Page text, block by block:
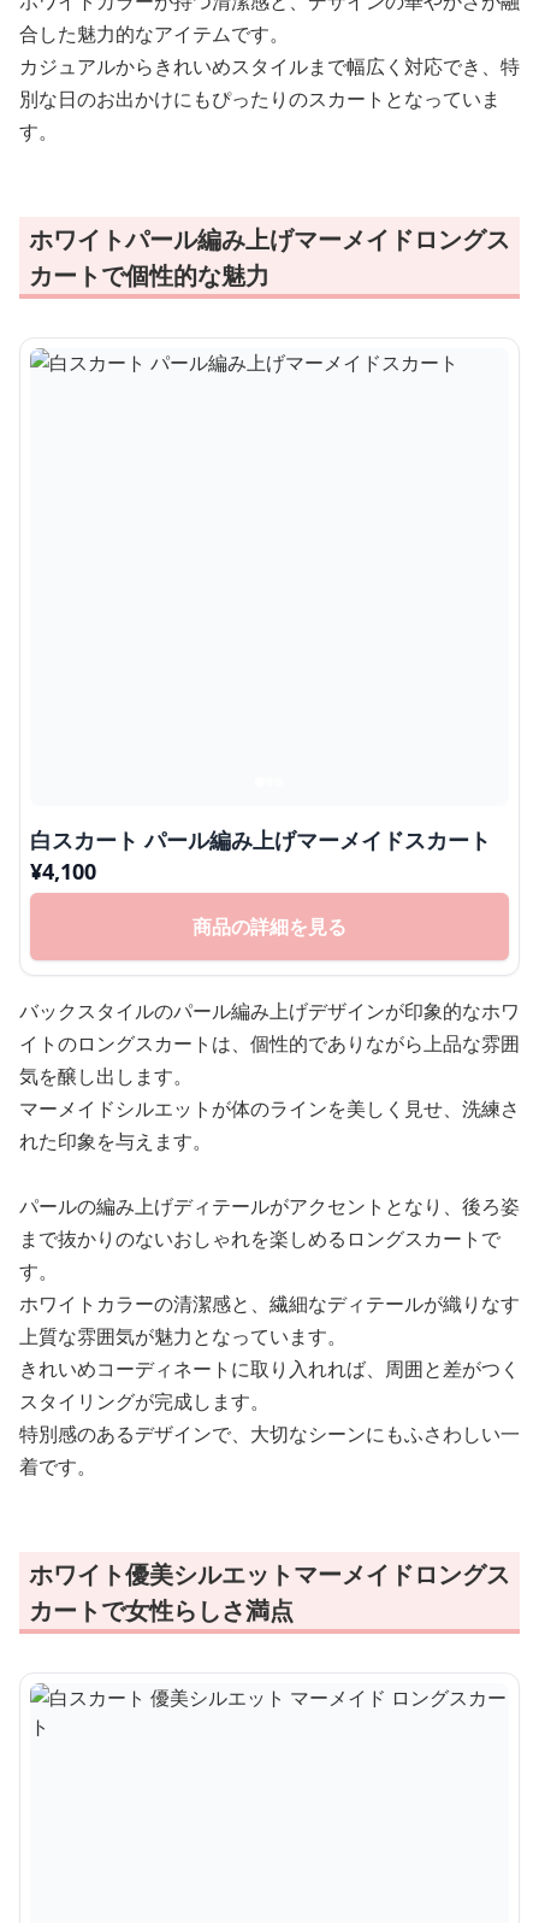
合した魅力的なアイテムです。
カジュアルからきれいめスタイルまで幅広く対応でき、特
別な日のお出かけにもぴったりのスカートとなっていま
す。
ホワイトパール編み上げマーメイドロングス
カートで個性的な魅力
白スカート パール編み上げマーメイドスカート
¥4,100
商品の詳細を見る
バックスタイルのパール編み上げデザインが印象的なホワ
イトのロングスカートは、個性的でありながら上品な雰囲
気を醸し出します。
マーメイドシルエットが体のラインを美しく見せ、洗練さ
れた印象を与えます。
パールの編み上げディテールがアクセントとなり、後ろ姿
まで抜かりのないおしゃれを楽しめるロングスカートで
す。
ホワイトカラーの清潔感と、繊細なディテールが織りなす
上質な雰囲気が魅力となっています。
きれいめコーディネートに取り入れれば、周囲と差がつく
スタイリングが完成します。
特別感のあるデザインで、大切なシーンにもふさわしい一
着です。
ホワイト優美シルエットマーメイドロングス
カートで女性らしさ満点